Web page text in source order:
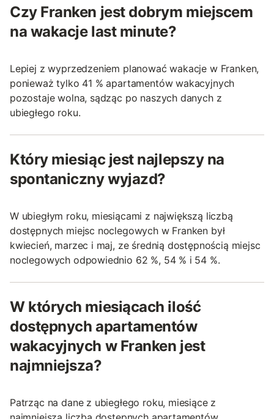
Czy Franken jest dobrym miejscem
na wakacje last minute?
Lepiej z wyprzedzeniem planować wakacje w Franken,
ponieważ tylko 41 % apartamentów wakacyjnych
pozostaje wolna, sądząc po naszych danych z
ubiegłego roku.
Który miesiąc jest najlepszy na
spontaniczny wyjazd?
W ubiegłym roku, miesiącami z największą liczbą
dostępnych miejsc noclegowych w Franken był
kwiecień, marzec i maj, ze średnią dostępnością miejsc
noclegowych odpowiednio 62 %, 54 % i 54 %.
W których miesiącach ilość
dostępnych apartamentów
wakacyjnych w Franken jest
najmniejsza?
Patrząc na dane z ubiegłego roku, miesiące z